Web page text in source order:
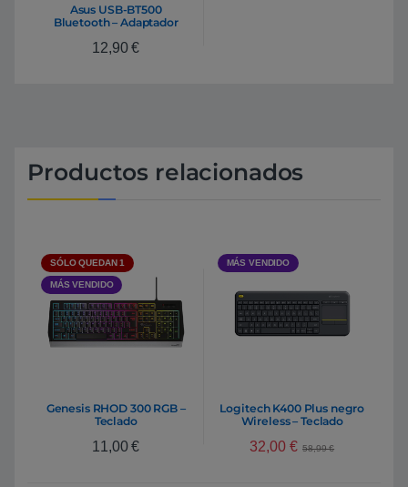
Asus USB-BT500
Bluetooth – Adaptador
12,90€
Productos relacionados
SÓLO QUEDAN 1
MÁS VENDIDO
Genesis RHOD 300 RGB –
Teclado
11,00€
MÁS VENDIDO
Logitech K400 Plus negro
Wireless – Teclado
32,00 € 58,99€